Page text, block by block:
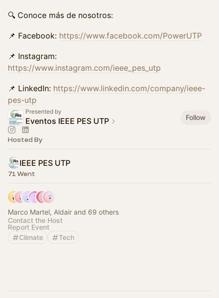
🔍 Conoce más de nosotros:
📌 Facebook: https://www.facebook.com/PowerUTP
📌 Instagram:
https://www.instagram.com/ieee_pes_utp
📌 LinkedIn: https://www.linkedin.com/company/ieee-
pes-utp
Presented by
Eventos IEEE PES UTP Follow
Hosted By
IEEE PES UTP
71 Went
Marco Martel, Aldair and 69 others
Contact the Host
Report Event
Climate
Tech